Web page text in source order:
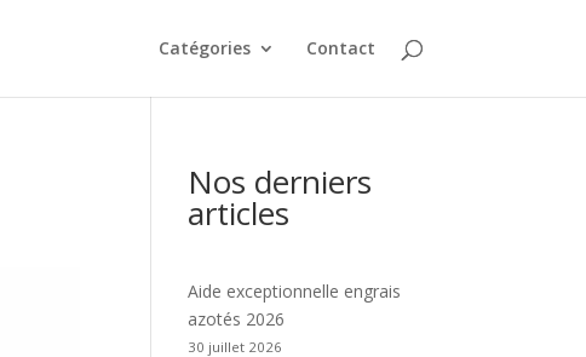
Catégories Contact
Nos derniers
articles
Aide exceptionnelle engrais
azotés 2026
30 juillet 2026